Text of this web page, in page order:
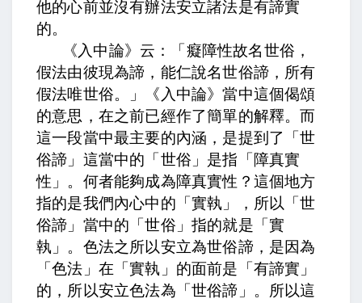
他的心前並沒有辦法安立諸法是有諦實
的。
《入中論》云：「癡障性故名世俗，
假法由彼現為諦，能仁說名世俗諦，所有
假法唯世俗。」《 入中論》當中這個偈頌
的意思，在之前已經作了簡單的解釋。而
這一段當中最主要的內涵，是提到了「世
俗諦」這當中的「世俗」是指「障真實
性」。何者能夠成為障真實性？這個地方
指的是我們內心中的「實執」，所以「世
俗諦」當中的「世俗」指的就是「實
執」。色法之所以安立為世俗諦，是因為
「色法」在「實執」的面前是「有諦實」
的，所以安立色法為「世俗諦」。所以這